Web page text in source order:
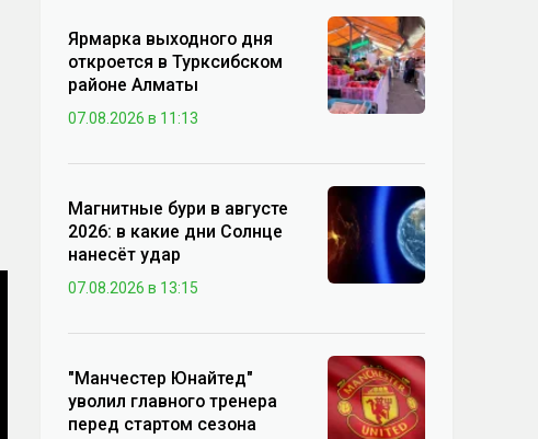
Ярмарка выходного дня
откроется в Турксибском
районе Алматы
07.08.2026 в 11:13
Магнитные бури в августе
2026: в какие дни Солнце
нанесёт удар
07.08.2026 в 13:15
"Манчестер Юнайтед"
уволил главного тренера
перед стартом сезона